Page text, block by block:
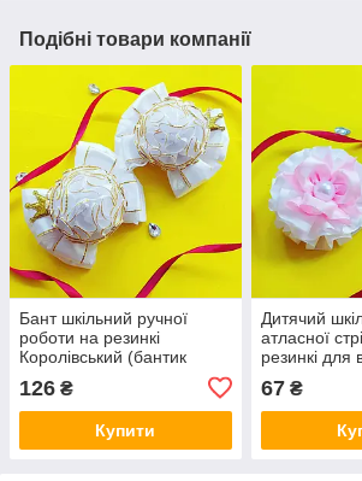
Подібні товари компанії
Бант шкільний ручної
роботи на резинкі
Королівський (бантик
школу, білі банти канзаші
на голову)
126 ₴
Купити
Дитячий
атласної
резинкі для
бантики
школу
дівчинки)
67₴